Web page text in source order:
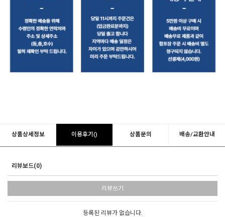
상품상세정보 이용후기() 상품문의 배송/교환안내
리뷰보드(0)
리뷰쓰기
등록된 리뷰가 없습니다.